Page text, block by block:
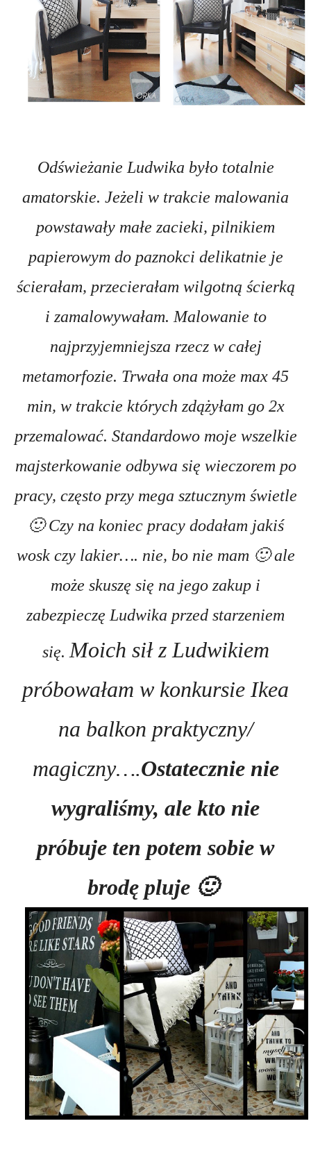
Odświeżanie Ludwika było totalnie
amatorskie. Jeżeli w trakcie malowania
powstawały małe zacieki, pilnikiem
papierowym do paznokci delikatnie je
ścierałam, przecierałam wilgotną ścierką
i zamalowywałam.Malowanie to
najprzyjemniejsza rzecz w całej
metamorfozie. Trwała ona może max 45
min, w trakcie których zdążyłam go 2x
przemalować. Standardowo moje wszelkie
majsterkowanie odbywa się wieczorem po
pracy, często przy mega sztucznym świetle
🙂 Czy na koniec pracy dodałam jakiś
wosk czy lakier…. nie, bo nie mam 🙂 ale
może skuszę się na jego zakup i
zabezpieczę Ludwika przed starzeniem
się.Moich sił z Ludwikiem
próbowałam w konkursie Ikea
na balkon praktyczny/
magiczny….Ostatecznie nie
wygraliśmy, ale kto nie
próbuje ten potem sobie w
brodę pluje 🙂